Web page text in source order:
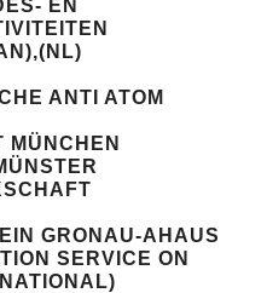
EN
ANTI ATOM
MÜNCHEN
GRONAU-AHAUS
SERVICE ON